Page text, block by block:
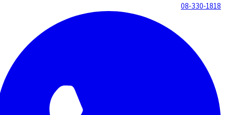
08-330-1818